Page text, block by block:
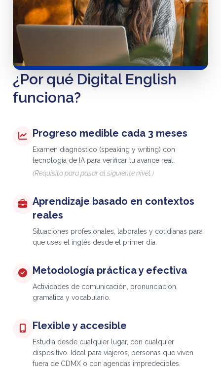
¿Por qué Digital English
funciona?
Progreso medible cada 3 meses
Examen diagnóstico (speaking y writing) con
tecnología de IA para verificar tu avance real.
(Requisito para pasar al siguiente nivel.)
Aprendizaje basado en contextos
reales
Situaciones profesionales, laborales y cotidianas para
que uses el inglés desde el primer día.
Metodología práctica y efectiva
Actividades de comunicación, pronunciación,
gramática y vocabulario.
Flexible y accesible
Estudia desde cualquier lugar, con cualquier
dispositivo. Ideal para viajeros, personas que viven
fuera de CDMX o con agendas impredecibles.